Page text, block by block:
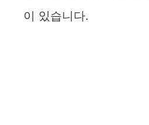
이 있습니다.